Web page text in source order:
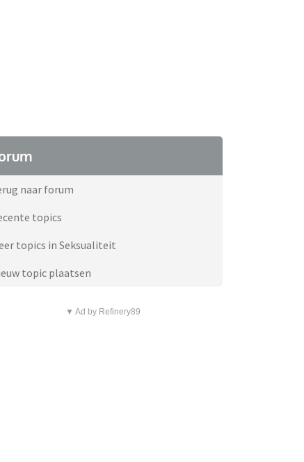
naar forum
topics
topics in Seksualiteit
topic plaatsen
▼ Ad by Refinery89